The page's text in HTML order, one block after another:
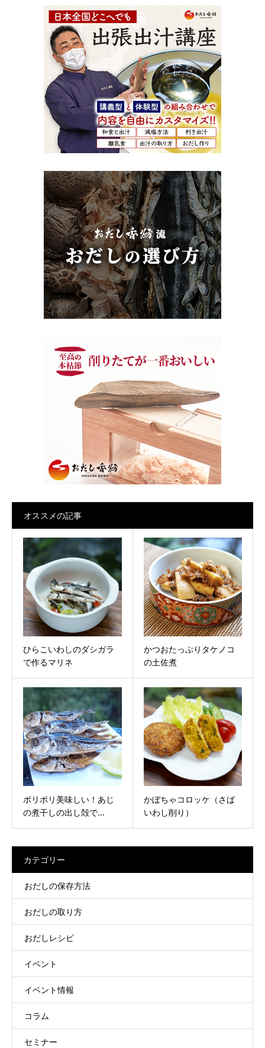
オススメの記事
ひらこいわしのダシガラ
で作るマリネ
かつおたっぷりタケノコ
の土佐煮
ポリポリ美味しい！あじ
の煮干しの出し殻で...
かぼちゃコロッケ（さば
いわし削り）
カテゴリー
おだしの保存方法
おだしの取り方
おだしレシピ
イベント
イベント情報
コラム
セミナー